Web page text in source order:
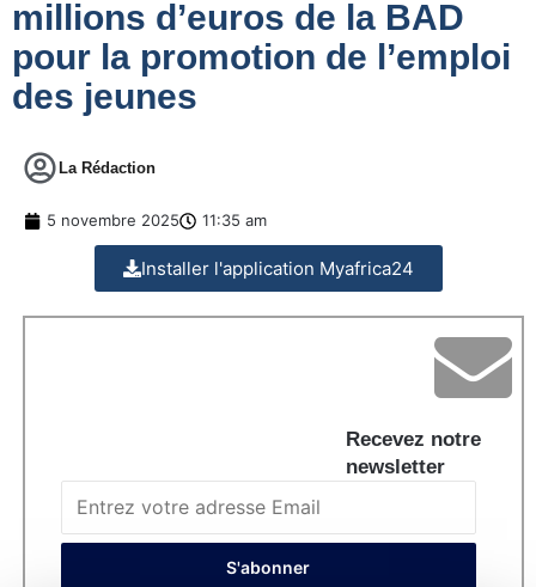
millions d’euros de la BAD
pour la promotion de l’emploi
des jeunes
La Rédaction
5 novembre 2025 11:35 am
Installer l'application Myafrica24
Recevez notre
newsletter